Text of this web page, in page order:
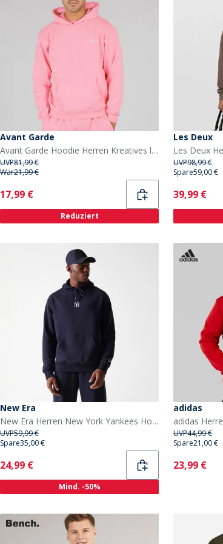
Avant Garde
Avant Garde Hoodie Herren Kreatives leicht Oversized Bubblegum Pink
UVP81,99 €
War21,99 €
Current
17,99 €
Reduziert
Les Deux
UVP98,99 €
Spare59,00 €
Current
39,99 €
New Era
New Era Herren New York Yankees Hoodie Navy Nvy
UVP59,99 €
Spare35,00 €
Current
24,99 €
Mind. -50%
adidas
UVP44,99 €
Spare21,00 €
Current
23,99 €